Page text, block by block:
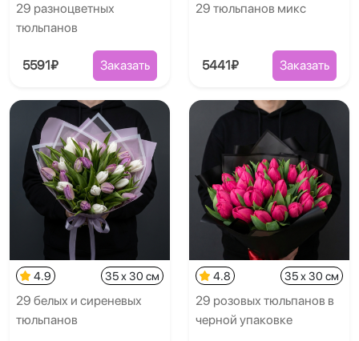
29 разноцветных
тюльпанов
5591₽ Заказать
29 тюльпанов микс
5441₽ Заказать
4.9 35 x 30 см
29 белых и сиреневых
тюльпанов
4.8 35 x 30 см
29 розовых тюльпанов в
черной упаковке